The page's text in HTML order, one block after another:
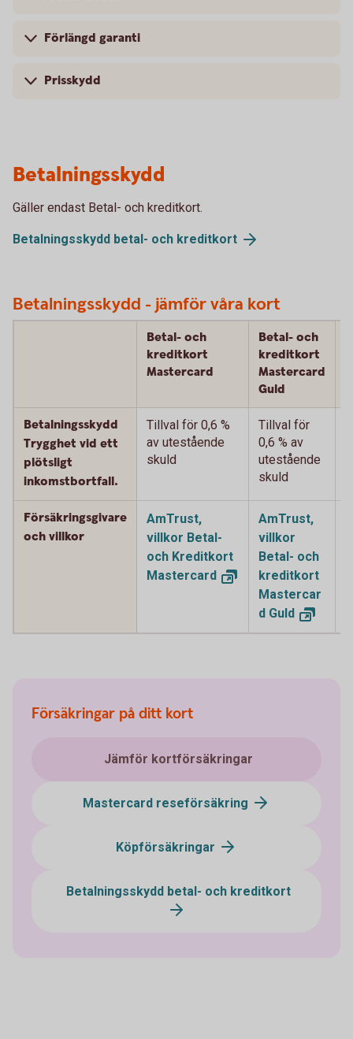
Förlängd garanti
Prisskydd
Betalningsskydd
Gäller endast Betal- och kreditkort.
Betalningsskydd betal- och kreditkort
Betalningsskydd - jämför våra kort
Betal- och
kreditkort
Mastercard
Betal- och
kreditkort
Mastercard
Guld
Betalningsskydd
Trygghet vid ett
plötsligt
inkomstbortfall.
Tillval för 0,6 %
av utestående
skuld
Tillval för
0,6 % av
utestående
skuld
Försäkringsgivare
och villkor
AmTrust,
villkor Betal-
och Kreditkort
Mastercard
AmTrust,
villkor
Betal- och
kreditkort
Mastercar
d Guld
Försäkringar på ditt kort
Jämför kortförsäkringar
Mastercard reseförsäkring
Köpförsäkringar
Betalningsskydd betal- och kreditkort